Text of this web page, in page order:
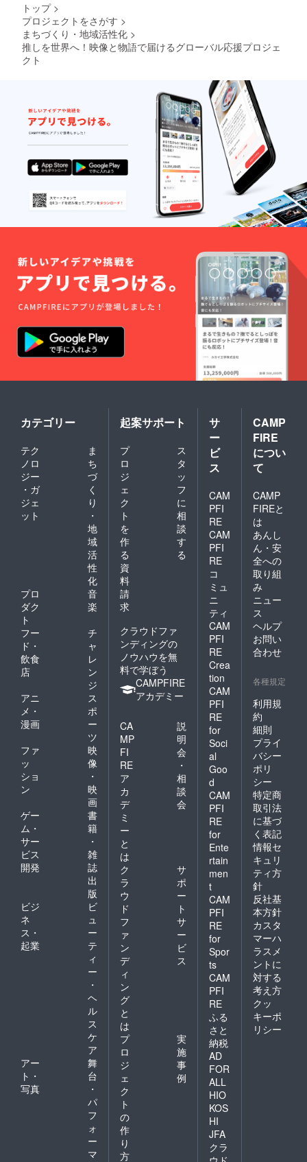
トップ >
プロジェクトをさがす >
まちづくり・地域活性化 >
推しを世界へ！映像と物語で届けるグローバル応援プロジェ
クト
カテゴリー
テク
ノロ
ジー
・ガ
ジェ
ット
ま
ち
づ
く
り
・
地
域
活
性
化
プロ
ダク
ト
音
楽
フー
ド・
飲食
店
チ
ャ
レ
ン
ジ
アニ
メ・
漫画
ス
ポ
ー
ツ
ファ
ッ
ショ
ン
映
像
・
映
画
ゲー
ム・
サー
ビス
開発
書
籍
・
雑
誌
出
版
ビジ
ネ
ス・
起業
ビ
ュ
ー
テ
ィ
ー
・
ヘ
ル
ス
ケ
ア
アー
ト・
写真
舞
台
・
パ
フ
ォ
ー
マ
起案サポート
プ
ロ
ジ
ェ
ク
ト
を
作
る
ス
タ
ッ
フ
に
相
談
す
る
資
料
請
求
クラウドファ
ンディングの
ノウハウを無
料で学ぼう
CAMPFIRE
アカデミー
CA
MP
FI
RE
ア
カ
デ
ミ
ー
と
は
説
明
会
・
相
談
会
ク
ラ
ウ
ド
フ
ァ
ン
デ
ィ
ン
グ
と
は
サ
ポ
ー
ト
サ
ー
ビ
ス
プ
ロ
ジ
ェ
ク
ト
の
作
り
方
実
施
事
例
サ
ー
ビ
ス
CAM
PFI
RE
CAM
PFI
RE
コ
ミュ
ニ
ティ
CAM
PFI
RE
Crea
tion
CAM
PFI
RE
for
Soci
al
Goo
d
CAM
PFI
RE
for
Ente
rtain
men
t
CAM
PFI
RE
for
Spor
ts
CAM
PFI
RE
ふる
さと
納税
AD
FOR
ALL
HIO
KOS
HI
JFA
クラ
CAMP
FIRE
につい
て
CAMP
FIREと
は
あんし
ん・安
全への
取り組
み
ニュー
ス
ヘルプ
お問い
合わせ
各種規定
利用規
約
細則
プライ
バシー
ポリ
シー
特定商
取引法
に基づ
く表記
情報セ
キュリ
ティ方
針
反社基
本方針
カスタ
マーハ
ラスメ
ントに
対する
考え方
クッ
キーポ
リシー